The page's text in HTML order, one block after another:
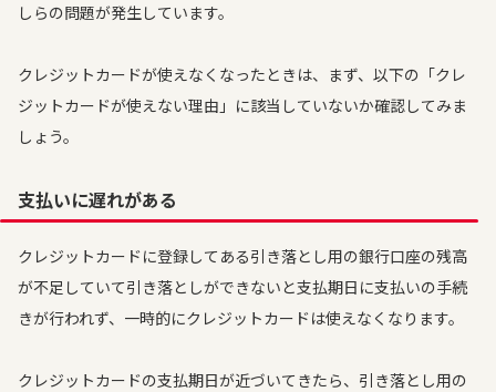
しらの問題が発生しています。
クレジットカードが使えなくなったときは、まず、以下の「クレ
ジットカードが使えない理由」に該当していないか確認してみま
しょう。
支払いに遅れがある
クレジットカードに登録してある引き落とし用の銀行口座の残高
が不足していて引き落としができないと支払期日に支払いの手続
きが行われず、一時的にクレジットカードは使えなくなります。
クレジットカードの支払期日が近づいてきたら、引き落とし用の